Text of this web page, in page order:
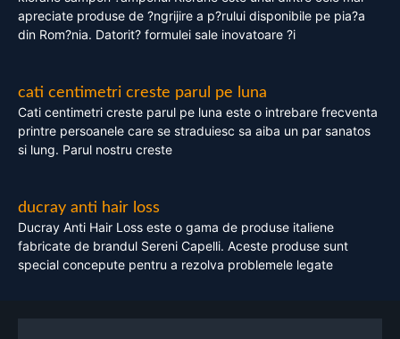
apreciate produse de ?ngrijire a p?rului disponibile pe pia?a
din Rom?nia. Datorit? formulei sale inovatoare ?i
cati centimetri creste parul pe luna
Cati centimetri creste parul pe luna este o intrebare frecventa
printre persoanele care se straduiesc sa aiba un par sanatos
si lung. Parul nostru creste
ducray anti hair loss
Ducray Anti Hair Loss este o gama de produse italiene
fabricate de brandul Sereni Capelli. Aceste produse sunt
special concepute pentru a rezolva problemele legate